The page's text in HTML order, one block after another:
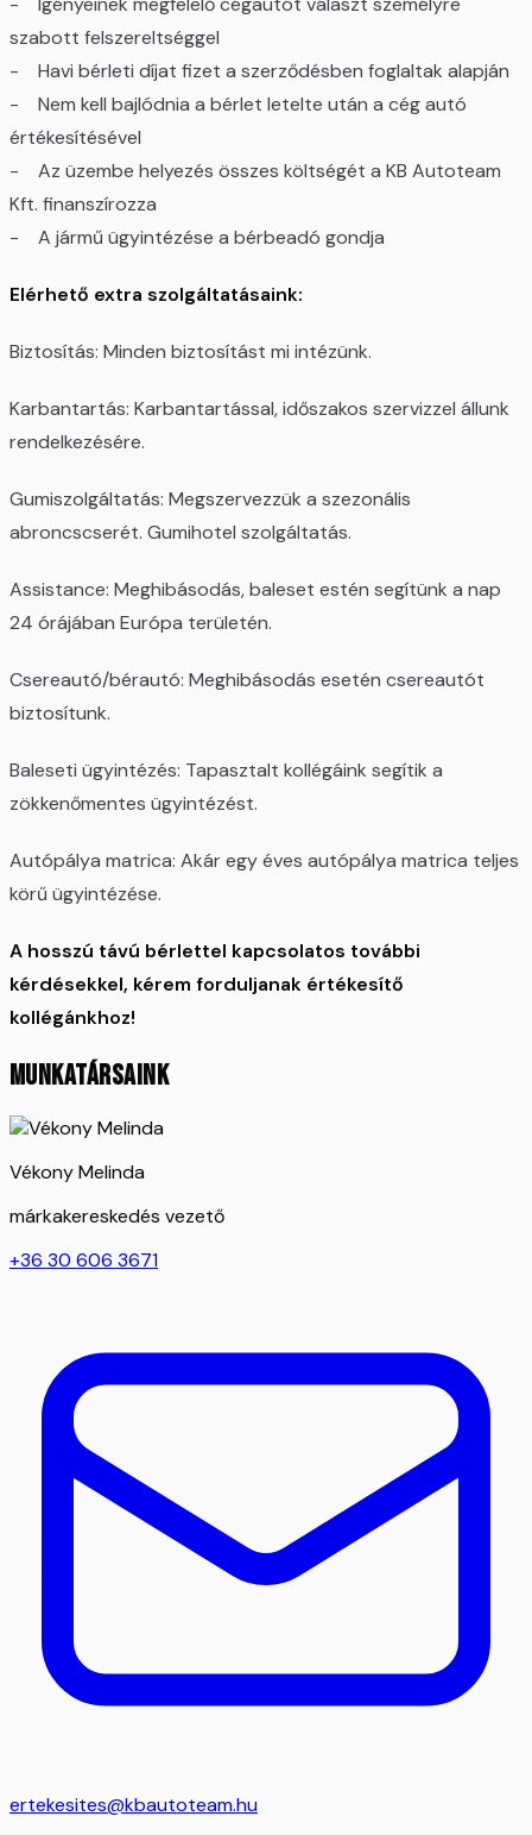
szabott felszereltséggel
- Havi bérleti díjat fizet a szerződésben foglaltak alapján
- Nem kell bajlódnia a bérlet letelte után a cég autó
értékesítésével
- Az üzembe helyezés összes költségét a KB Autoteam
Kft. finanszírozza
- A jármű ügyintézése a bérbeadó gondja
Elérhető extra szolgáltatásaink:
Biztosítás: Minden biztosítást mi intézünk.
Karbantartás: Karbantartással, időszakos szervizzel állunk
rendelkezésére.
Gumiszolgáltatás: Megszervezzük a szezonális
abroncscserét. Gumihotel szolgáltatás.
Assistance: Meghibásodás, baleset estén segítünk a nap
24 órájában Európa területén.
Csereautó/bérautó: Meghibásodás esetén csereautót
biztosítunk.
Baleseti ügyintézés: Tapasztalt kollégáink segítik a
zökkenőmentes ügyintézést.
Autópálya matrica: Akár egy éves autópálya matrica teljes
körű ügyintézése.
A hosszú távú bérlettel kapcsolatos további
kérdésekkel, kérem forduljanak értékesítő
kollégánkhoz!
MUNKATÁRSAINK
Vékony Melinda
márkakereskedés vezető
+36 30 606 3671
ertekesites@kbautoteam.hu